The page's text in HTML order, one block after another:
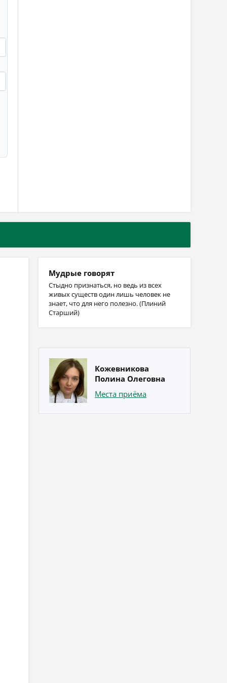
Мудрые говорят
Стыдно признаться, но ведь из всех
живых существ один лишь человек не
знает, что для него полезно. (Плиний
Старший)
Кожевникова
Полина Олеговна
Места приёма